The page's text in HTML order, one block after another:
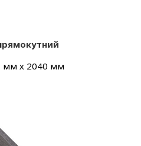
мм х 2040 мм